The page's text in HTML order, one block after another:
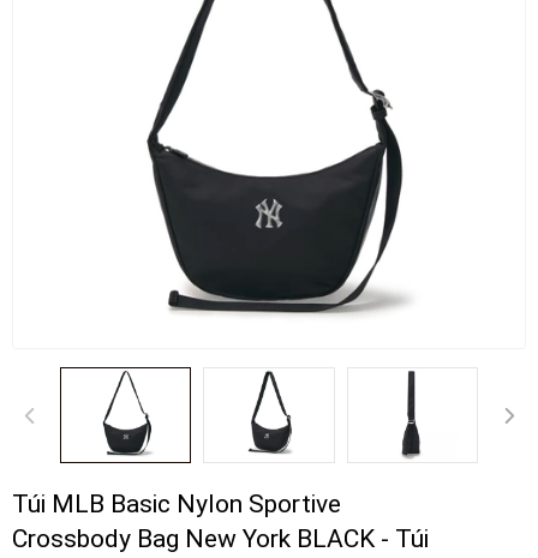
Túi MLB Basic Nylon Sportive
Crossbody Bag New York BLACK - Túi